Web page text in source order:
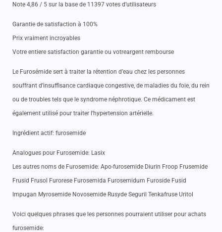
Note 4,86 / 5 sur la base de 11397 votes d’utilisateurs
Garantie de satisfaction à 100%
Prix vraiment incroyables
Votre entiere satisfaction garantie ou votreargent rembourse
Le Furosémide sert à traiter la rétention d’eau chez les personnes
souffrant d’insuffisance cardiaque congestive, de maladies du foie, du rein
ou de troubles tels que le syndrome néphrotique. Ce médicament est
également utilisé pour traiter l’hypertension artérielle.
Ingrédient actif: furosemide
Analogues pour Furosemide: Lasix
Les autres noms de Furosemide: Apo-furosemide Diurin Froop Frusemide
Frusid Frusol Furorese Furosemida Furosemidum Furoside Fusid
Impugan Myrosemide Novosemide Rusyde Seguril Tenkafruse Uritol
Voici quelques phrases que les personnes pourraient utiliser pour achats
furosemide: